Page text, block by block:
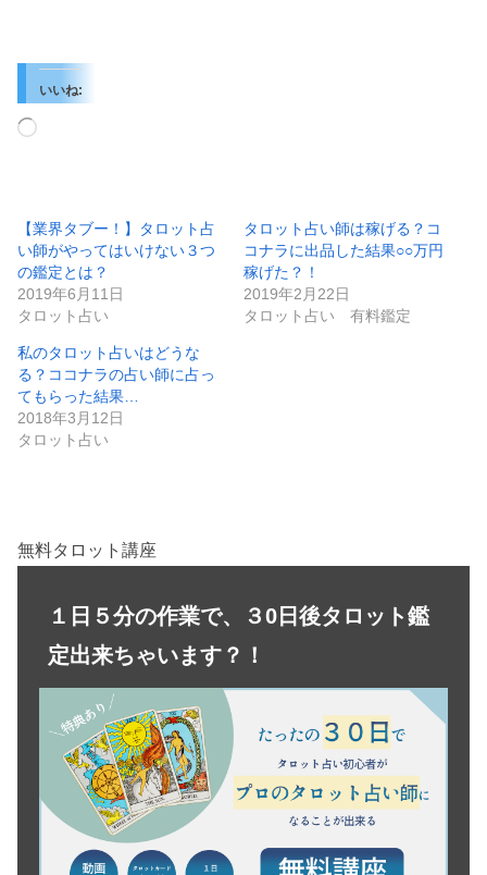
いいね:
読
【業界タブー！】タロット占
い師がやってはいけない３つ
の鑑定とは？
2019年6月11日
タロット占い
タロット占い師は稼げる？コ
コナラに出品した結果○○万円
稼げた？！
2019年2月22日
タロット占い 有料鑑定
私のタロット占いはどうな
る？ココナラの占い師に占っ
てもらった結果…
2018年3月12日
タロット占い
無料タロット講座
１日５分の作業で、３0日後タロット鑑
定出来ちゃいます？！